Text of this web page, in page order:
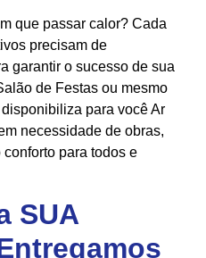
que passar calor? Cada
precisam de
garantir o sucesso de sua
de Festas ou mesmo
para você Ar
necessidade de obras,
para todos e
SUA